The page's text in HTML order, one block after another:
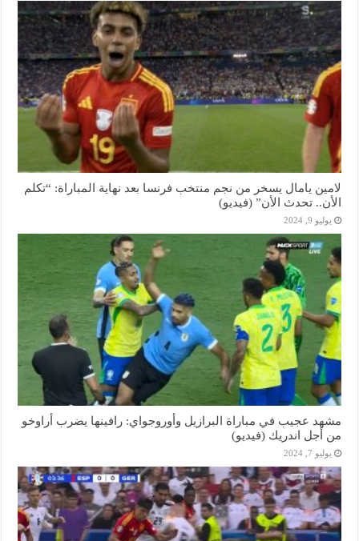
لامين يامال يسخر من نجم منتخب فرنسا بعد نهاية المباراة: “تكلم
الأن.. تحدث الأن” (فيديو)
يوليو 9, 2024
مشهد عجيب في مباراة البرازيل وأوروجواي: رافينها يضرب أراوخو
من أجل اندريك (فيديو)
يوليو 7, 2024